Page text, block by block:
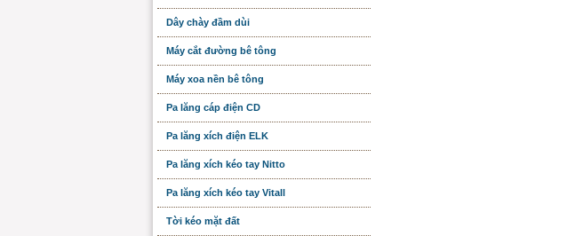
Dây chày đầm dùi
Máy cắt đường bê tông
Máy xoa nền bê tông
Pa lăng cáp điện CD
Pa lăng xích điện ELK
Pa lăng xích kéo tay Nitto
Pa lăng xích kéo tay Vitall
Tời kéo mặt đất